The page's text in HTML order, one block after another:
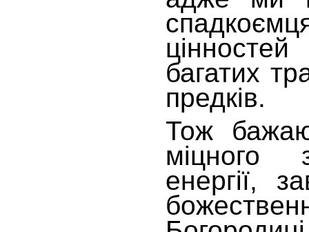
багатих
предків.
Тож
міцного
енергії,